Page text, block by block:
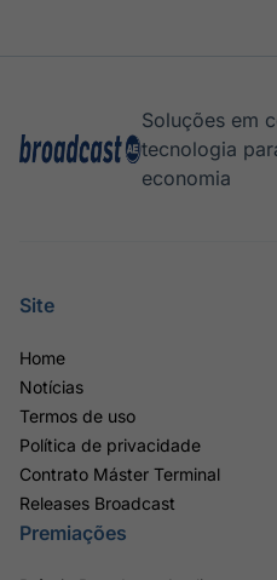
Soluções em
tecnologia
economia
Site
Home
Notícias
Termos de uso
Política de privacidade
Contrato Máster Terminal
Releases Broadcast
Premiações